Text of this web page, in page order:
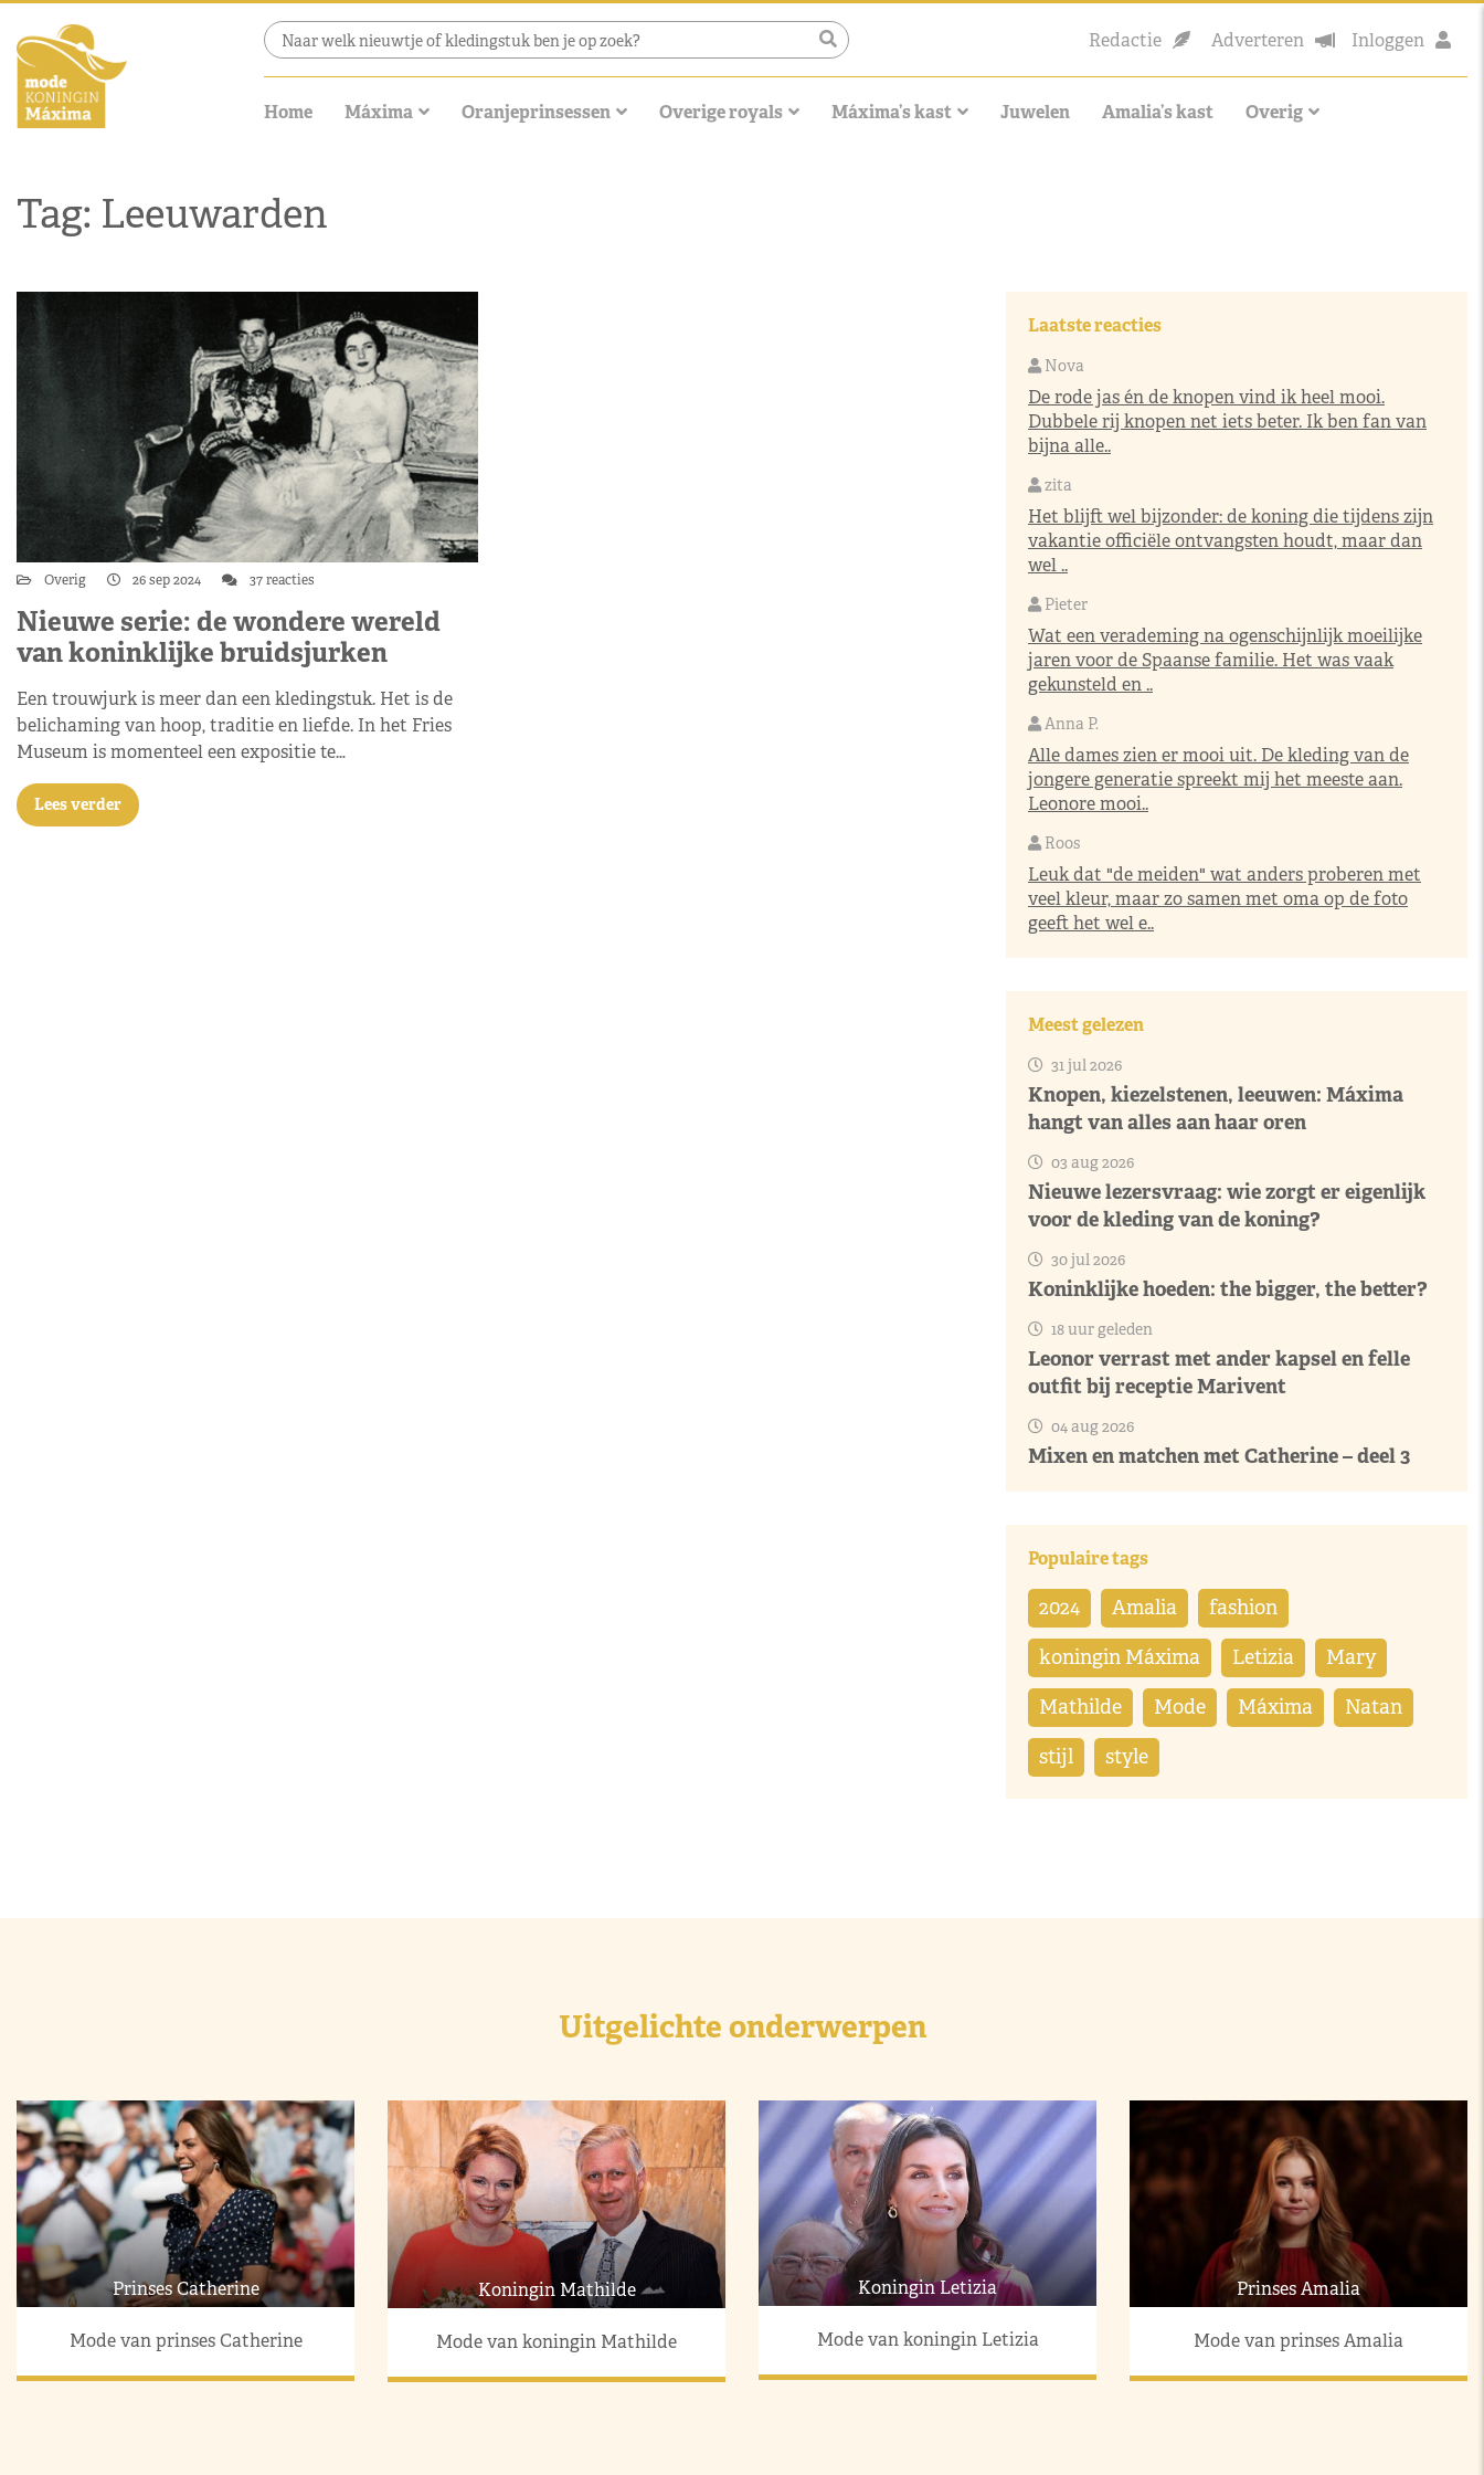
Redactie Adverteren Inloggen
Home Máxima Oranjeprinsessen Overige royals Máxima’s kast Juwelen Amalia’s kast Overig
Tag: Leeuwarden
Overig 26 sep 2024 37 reacties
Nieuwe serie: de wondere wereld
van koninklijke bruidsjurken
Een trouwjurk is meer dan een kledingstuk. Het is de
belichaming van hoop, traditie en liefde. In het Fries
Museum is momenteel een expositie te…
Lees verder
Laatste reacties
Nova
De rode jas én de knopen vind ik heel mooi.
Dubbele rij knopen net iets beter. Ik ben fan van
bijna alle..
zita
Het blijft wel bijzonder: de koning die tijdens zijn
vakantie officiële ontvangsten houdt, maar dan
wel ..
Pieter
Wat een verademing na ogenschijnlijk moeilijke
jaren voor de Spaanse familie. Het was vaak
gekunsteld en ..
Anna P.
Alle dames zien er mooi uit. De kleding van de
jongere generatie spreekt mij het meeste aan.
Leonore mooi..
Roos
Leuk dat "de meiden" wat anders proberen met
veel kleur, maar zo samen met oma op de foto
geeft het wel e..
Meest gelezen
31 jul 2026
Knopen, kiezelstenen, leeuwen: Máxima
hangt van alles aan haar oren
03 aug 2026
Nieuwe lezersvraag: wie zorgt er eigenlijk
voor de kleding van de koning?
30 jul 2026
Koninklijke hoeden: the bigger, the better?
18 uur geleden
Leonor verrast met ander kapsel en felle
outfit bij receptie Marivent
04 aug 2026
Mixen en matchen met Catherine – deel 3
Populaire tags
2024 Amalia fashion
koningin Máxima Letizia Mary
Mathilde Mode Máxima Natan
stijl style
Uitgelichte onderwerpen
Prinses Catherine
Mode van prinses Catherine
Koningin Mathilde
Mode van koningin Mathilde
Koningin Letizia
Mode van koningin Letizia
Prinses Amalia
Mode van prinses Amalia